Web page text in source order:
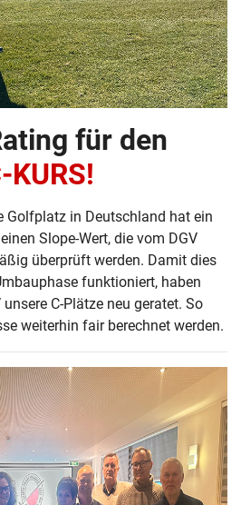
für den
KURS!
Golfplatz in Deutschland hat ein
Slope-Wert, die vom DGV
überprüft werden. Damit dies
funktioniert, haben
C-Plätze neu geratet. So
weiterhin fair berechnet werden.